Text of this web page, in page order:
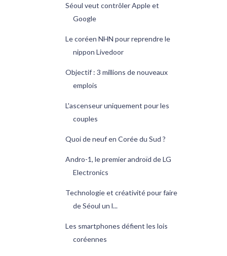
Séoul veut contrôler Apple et
Google
Le coréen NHN pour reprendre le
nippon Livedoor
Objectif : 3 millions de nouveaux
emplois
L'ascenseur uniquement pour les
couples
Quoi de neuf en Corée du Sud ?
Andro-1, le premier androïd de LG
Electronics
Technologie et créativité pour faire
de Séoul un l...
Les smartphones défient les lois
coréennes